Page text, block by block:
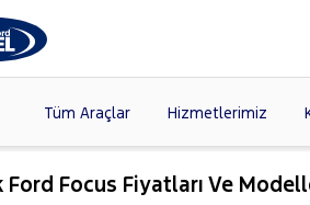
Tüm Araçlar Hizmetlerimiz
> FORD
Ford Focus Fiyatları Ve